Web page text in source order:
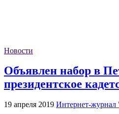
Новости
Объявлен набор в
президентское
19 апреля 2019 Интернет-